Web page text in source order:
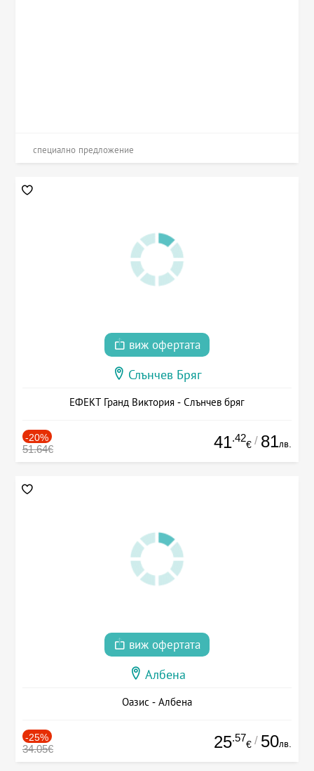
специално предложение
виж офертата
Слънчев Бряг
ЕФЕКТ Гранд Виктория - Слънчев бряг
-20%
51.64€ 41.42
€ / 81лв.
виж офертата
Албена
Оазис - Албена
-25%
34.05€ 25.57
€ / 50лв.